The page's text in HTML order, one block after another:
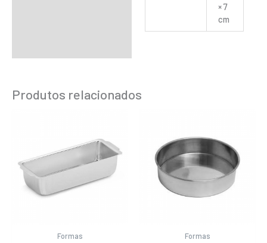
× 7
cm
Produtos relacionados
Formas Formas